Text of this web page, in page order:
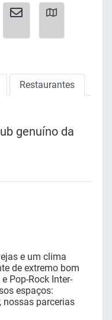
Restaurantes
genuíno da
e um clima
de extremo bom
Pop-Rock Inter-
espaços:
nossas parcerias